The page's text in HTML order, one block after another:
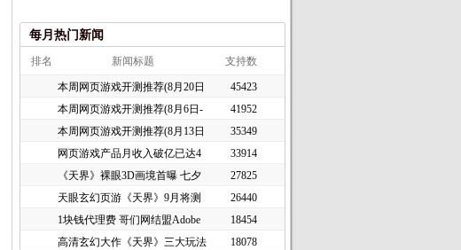
每月热门新闻
排名 新闻标题 支持数
本周网页游戏开测推荐(8月20日
45423
本周网页游戏开测推荐(8月6日-
41952
本周网页游戏开测推荐(8月13日
35349
网页游戏产品月收入破亿已达4
33914
《天界》裸眼3D画境首曝 七夕
27825
天眼玄幻页游《天界》9月将测
26440
1块钱代理费 哥们网结盟Adobe
18454
高清玄幻大作《天界》三大玩法
18078